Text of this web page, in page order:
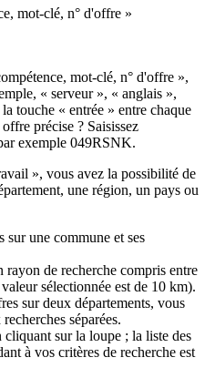
mot-clé, n° d'offre »
mot-clé, n° d'offre »,
« serveur », « anglais »,
touche « entrée » entre chaque
précise ? Saisissez
exemple 049RSNK.
», vous avez la possibilité de
une région, un pays ou
sur une commune et ses
rayon de recherche compris entre
sélectionnée est de 10 km).
sur deux départements, vous
séparées.
sur la loupe ; la liste des
à vos critères de recherche est